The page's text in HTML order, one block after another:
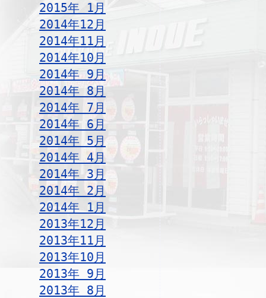
2015年 1月
2014年12月
2014年11月
2014年10月
2014年 9月
2014年 8月
2014年 7月
2014年 6月
2014年 5月
2014年 4月
2014年 3月
2014年 2月
2014年 1月
2013年12月
2013年11月
2013年10月
2013年 9月
2013年 8月